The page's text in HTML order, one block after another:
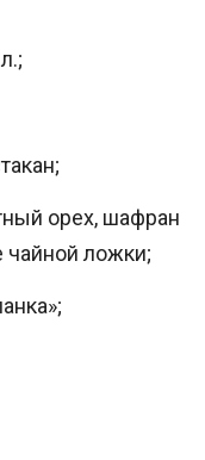
орех, шафран
чайной ложки;